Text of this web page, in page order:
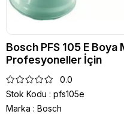
Bosch PFS 105 E Boya
Profesyoneller İçin
0.0
Stok Kodu
pfs105e
Marka : Bosch